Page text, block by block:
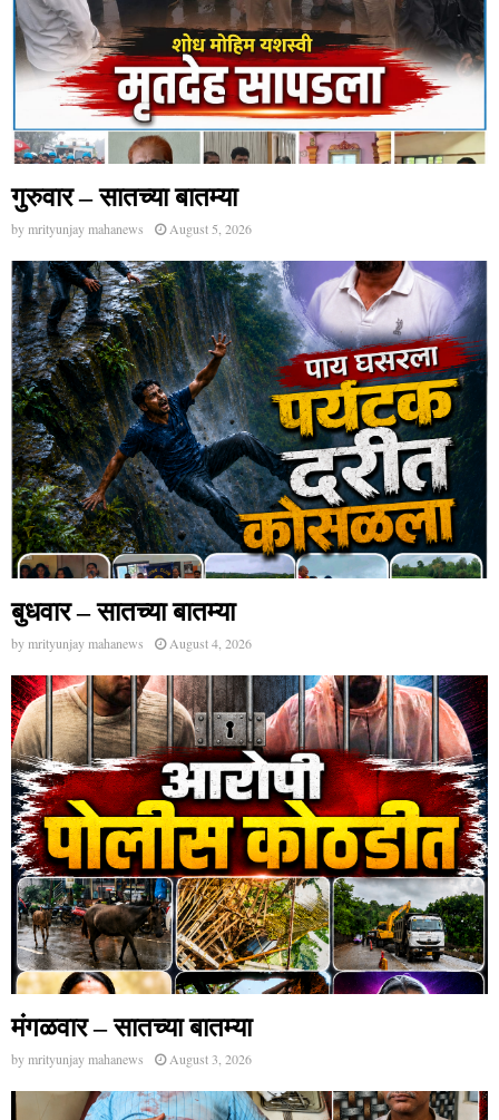
गुरुवार – सातच्या बातम्या
by mrityunjay mahanews August 5, 2026
बुधवार – सातच्या बातम्या
bymrityunjay mahanews August 4, 2026
मंगळवार – सातच्या बातम्या
by mrityunjay mahanews August 3, 2026